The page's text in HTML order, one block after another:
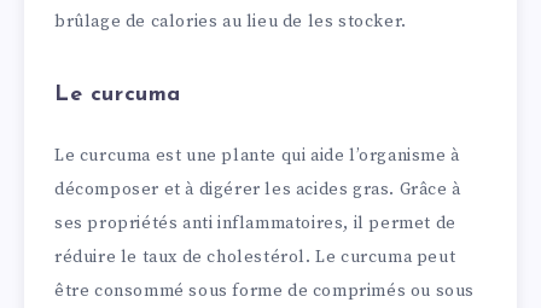
brûlage de calories au lieu de les stocker.
Le curcuma
Le curcuma est une plante qui aide l’organisme à
décomposer et à digérer les acides gras. Grâce à
ses propriétés anti inflammatoires, il permet de
réduire le taux de cholestérol. Le curcuma peut
être consommé sous forme de comprimés ou sous